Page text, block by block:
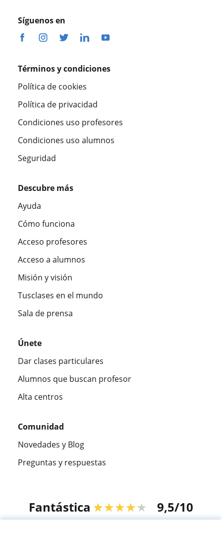
Síguenos en
Términos y condiciones
Política de cookies
Política de privacidad
Condiciones uso profesores
Condiciones uso alumnos
Seguridad
Descubre más
Ayuda
Cómo funciona
Acceso profesores
Acceso a alumnos
Misión y visión
Tusclases en el mundo
Sala de prensa
Únete
Dar clases particulares
Alumnos que buscan profesor
Alta centros
Comunidad
Novedades y Blog
Preguntas y respuestas
Fantástica ★★★★★ 9,5/10